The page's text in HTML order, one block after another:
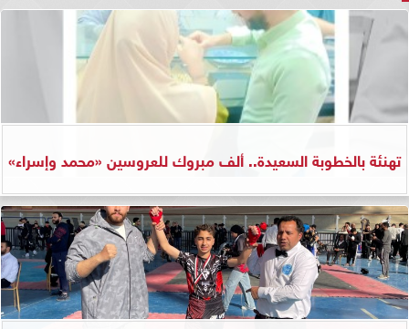
تهنئة بالخطوبة السعيدة.. ألف مبروك للعروسين «محمد وإسراء»